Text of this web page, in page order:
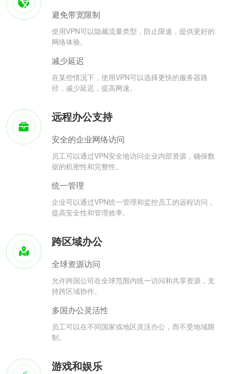
避免带宽限制
使用VPN可以隐藏流量类型，防止限速，提供更好的
网络体验。
减少延迟
在某些情况下，使用VPN可以选择更快的服务器路
径，减少延迟，提高网速。
远程办公支持
安全的企业网络访问
员工可以通过VPN安全地访问企业内部资源，确保数
据的机密性和完整性。
统一管理
企业可以通过VPN统一管理和监控员工的远程访问，
提高安全性和管理效率。
跨区域办公
全球资源访问
允许跨国公司在全球范围内统一访问和共享资源，支
持跨区域协作。
多国办公灵活性
员工可以在不同国家或地区灵活办公，而不受地域限
制。
游戏和娱乐